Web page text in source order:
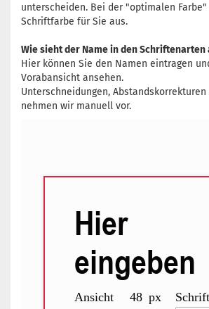
unterscheiden. Bei der "optimalen
Schriftfarbe für Sie aus.
Wie sieht der Name in den Schriftenarten
Hier können Sie den Namen eintragen
Vorabansicht ansehen.
Unterschneidungen,
nehmen wir manuell vor.